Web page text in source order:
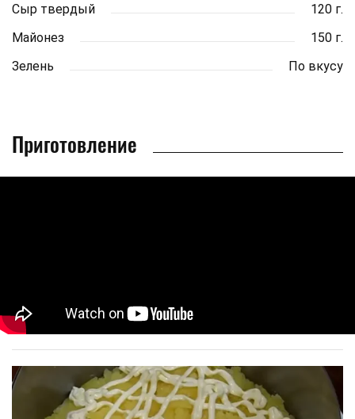
Сыр твердый
120 г.
Майонез
150 г.
Зелень
По вкусу
Приготовление